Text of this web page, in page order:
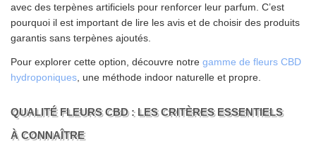
avec des terpènes artificiels pour renforcer leur parfum. C’est
pourquoi il est important de lire les avis et de choisir des produits
garantis sans terpènes ajoutés.
Pour explorer cette option, découvre notre gamme de fleurs CBD
hydroponiques , une méthode indoor naturelle et propre.
QUALITÉ FLEURS CBD : LES CRITÈRES ESSENTIELS
À CONNAÎTRE